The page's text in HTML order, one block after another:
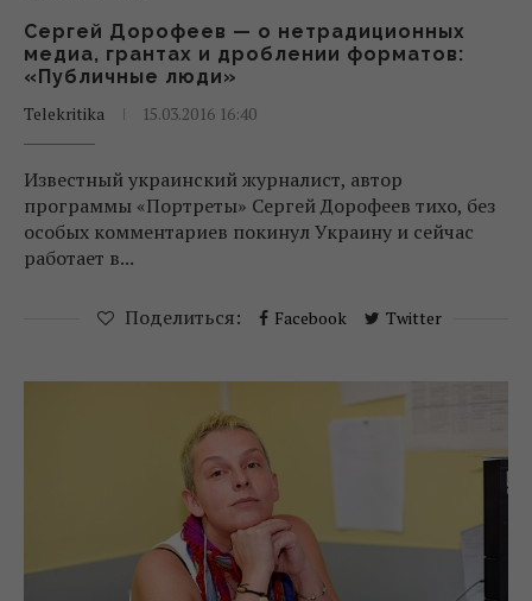
Сергей Дорофеев — о нетрадиционных
медиа, грантах и дроблении форматов:
«Публичные люди»
Telekritika
15.03.2016 16:40
Известный украинский журналист, автор
программы «Портреты» Сергей Дорофеев тихо, без
особых комментариев покинул Украину и сейчас
работает в...
Поделиться: Facebook Twitter